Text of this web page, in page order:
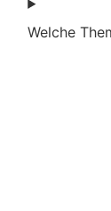
Welche